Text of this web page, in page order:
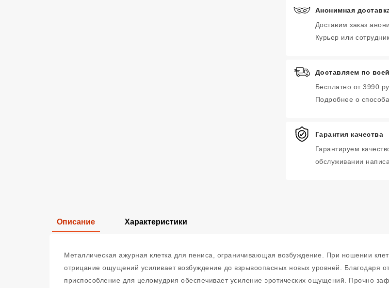
Анонимная
Доставим заказ
Курьер или
Доставляем по
Бесплатно от 3990
Подробнее о
Гарантия качества
Гарантируем
обслуживании
Описание Характеристики
Металлическая ажурная клетка для пениса, ограничивающая возбуждение. При ношении
отрицание ощущений усиливает возбуждение до взрывоопасных новых уровней. Благодаря
приспособление для целомудрия обеспечивает усиление эротических ощущений. Прочно